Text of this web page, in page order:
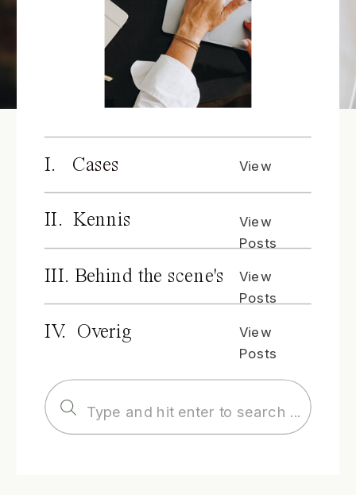
I. Cases
View
II. Kennis
View
Posts
III. Behind the scene's
View
Posts
IV. Overig
View
Posts
Search
for: